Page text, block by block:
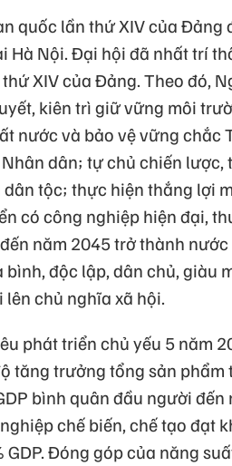
quốc lần thứ XIV của Đảng
Hà Nội. Đại hội đã nhất trí
XIV của Đảng. Theo đó,
kiên trì giữ vững môi
nước và bảo vệ vững chắc
dân; tự chủ chiến
tộc; thực hiện thắng lợi
có công nghiệp hiện đại,
năm 2045 trở thành
độc lập, dân chủ, giàu
chủ nghĩa xã hội.
phát triển chủ yếu 5 năm
tăng trưởng tổng sản
bình quân đầu người
chế biến, chế tạo đạt
Đóng góp của năng